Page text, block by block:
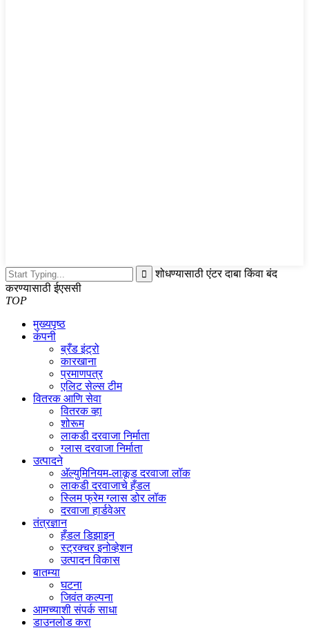
शोधण्यासाठी एंटर दाबा किंवा बंद
करण्यासाठी ईएससी
TOP
मुख्यपृष्ठ
कंपनी
ब्रँड इंट्रो
कारखाना
प्रमाणपत्र
एलिट सेल्स टीम
वितरक आणि सेवा
वितरक व्हा
शोरूम
लाकडी दरवाजा निर्माता
ग्लास दरवाजा निर्माता
उत्पादने
अ‍ॅल्युमिनियम-लाकूड दरवाजा लॉक
लाकडी दरवाजाचे हँडल
स्लिम फ्रेम ग्लास डोर लॉक
दरवाजा हार्डवेअर
तंत्रज्ञान
हँडल डिझाइन
स्ट्रक्चर इनोव्हेशन
उत्पादन विकास
बातम्या
घटना
जिवंत कल्पना
आमच्याशी संपर्क साधा
डाउनलोड करा